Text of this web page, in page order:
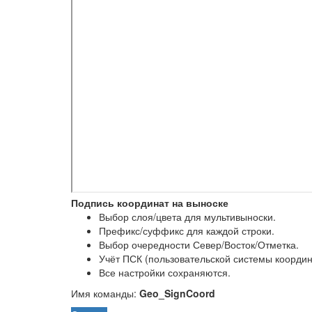
Подпись координат на выноске
Выбор слоя/цвета для мультивыноски.
Префикс/суффикс для каждой строки.
Выбор очередности Север/Восток/Отметка.
Учёт ПСК (пользовательской системы
Все настройки сохраняются.
Имя команды: Geo_SignCoord